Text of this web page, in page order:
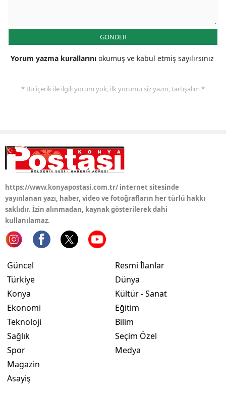
Tekirdağ
Tokat
Trabzon
Yozgat
Zonguldak
Karaman
Kırıkkale
Şırnak
GÖNDER
Yorum yazma kurallarını okumuş ve kabul etmiş sayılırsınız
* Bu içerik ile ilgili yorum yok, ilk yorumu siz yazın, tartışalım *
https://www.konyapostasi.com.tr/ internet sitesinde
yayınlanan yazı, haber, video ve fotoğrafların her türlü hakkı
saklıdır. İzin alınmadan, kaynak gösterilerek dahi
kullanılamaz.
Güncel
Türkiye
Konya
Ekonomi
Teknoloji
Sağlık
Spor
Magazin
Asayiş
Resmi İlanlar
Dünya
Kültür - Sanat
Eğitim
Bilim
Seçim Özel
Medya